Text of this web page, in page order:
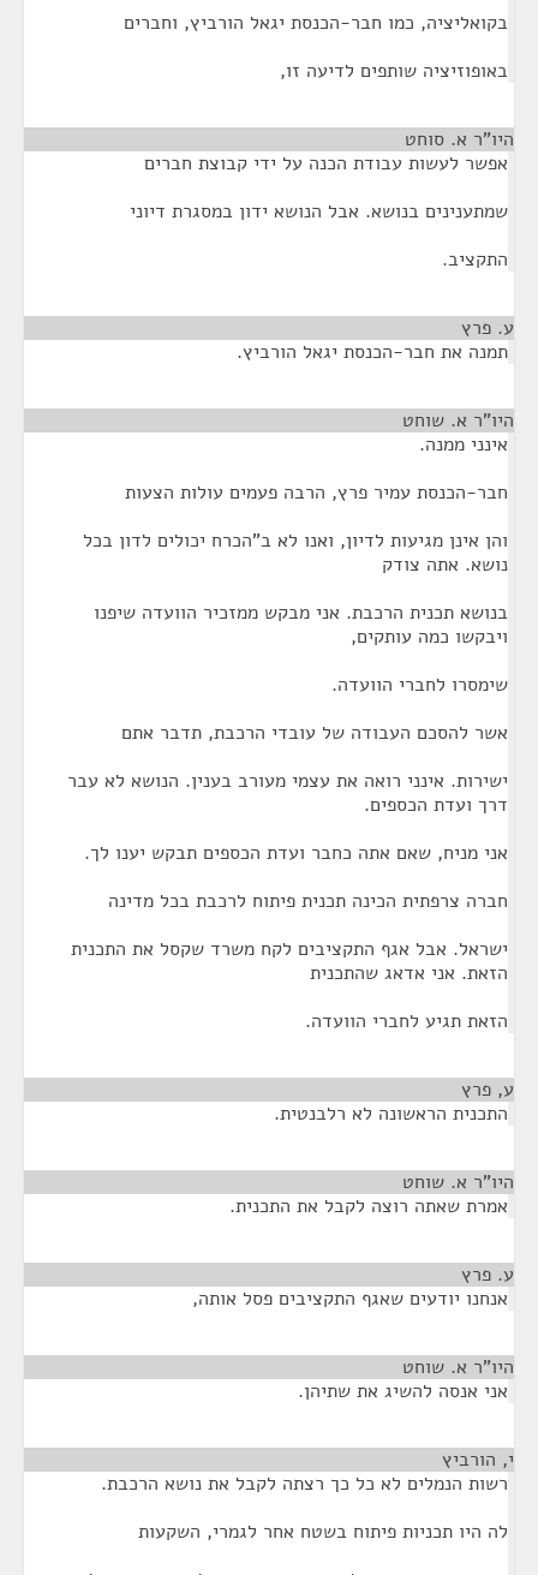
בקואליציה, כמו חבר-הכנסת יגאל הורביץ, וחברים
באופוזיציה שותפים לדיעה זו,
היו"ר א. סוחט
אפשר לעשות עבודת הכנה על ידי קבוצת חברים
שמתענינים בנושא. אבל הנושא ידון במסגרת דיוני
התקציב.
ע. פרץ
תמנה את חבר-הכנסת יגאל הורביץ.
היו"ר א. שוחט
אינני ממנה.
חבר-הכנסת עמיר פרץ, הרבה פעמים עולות הצעות
והן אינן מגיעות לדיון, ואנו לא ב"הכרח יכולים לדון בכל
נושא. אתה צודק
בנושא תכנית הרכבת. אני מבקש ממזכיר הוועדה שיפנו
ויבקשו כמה עותקים,
שימסרו לחברי הוועדה.
אשר להסכם העבודה של עובדי הרכבת, תדבר אתם
ישירות. אינני רואה את עצמי מעורב בענין. הנושא לא עבר
דרך ועדת הכספים.
אני מניח, שאם אתה כחבר ועדת הכספים תבקש יענו לך.
חברה צרפתית הכינה תכנית פיתוח לרכבת בכל מדינה
ישראל. אבל אגף התקציבים לקח משרד שקסל את התכנית
הזאת. אני אדאג שהתכנית
הזאת תגיע לחברי הוועדה.
ע, פרץ
התכנית הראשונה לא רלבנטית.
היו"ר א. שוחט
אמרת שאתה רוצה לקבל את התכנית.
ע. פרץ
אנחנו יודעים שאגף התקציבים פסל אותה,
היו"ר א. שוחט
אני אנסה להשיג את שתיהן.
י, הורביץ
רשות הנמלים לא כל כך רצתה לקבל את נושא הרכבת.
לה היו תכניות פיתוח בשטח אחר לגמרי, השקעות